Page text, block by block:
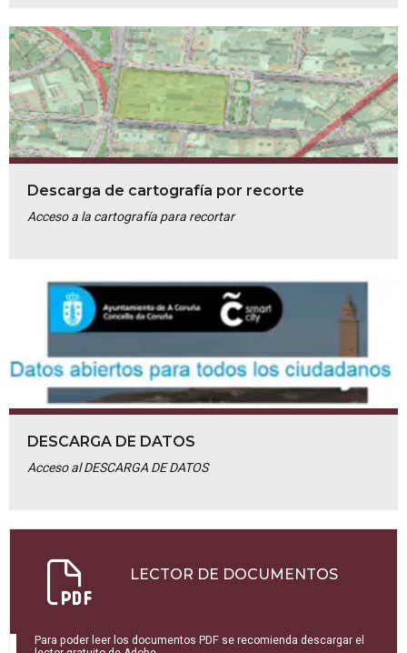
Descarga de cartografía por recorte
Acceso a la cartografía para recortar
DESCARGA DE DATOS
Acceso al DESCARGA DE DATOS
LECTOR DE DOCUMENTOS
Para poder leer los documentos PDF se recomienda descargar el